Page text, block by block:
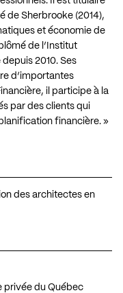
de Sherbrooke (2014),
et économie de
de l’Institut
2010. Ses
d’importantes
il participe à la
par des clients qui
financière. »
des architectes en
privée du Québec